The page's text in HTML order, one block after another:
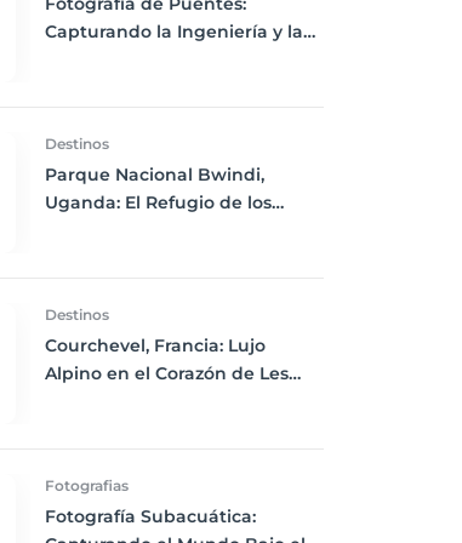
Capturando la Ingeniería y la
Destinos
Parque Nacional Bwindi,
Uganda: El Refugio de los
Destinos
Courchevel, Francia: Lujo
Alpino en el Corazón de Les
Fotografias
Fotografía Subacuática: